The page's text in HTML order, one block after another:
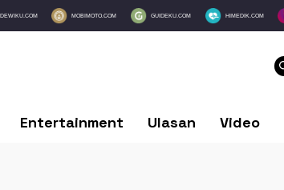
DEWIKU.COM MOBIMOTO.COM GUIDEKU.COM HIMEDIK.COM
Entertainment Ulasan Video